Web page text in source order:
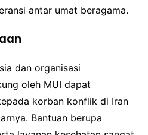
antar umat beragama.
dan organisasi
oleh MUI dapat
korban konflik di Iran
Bantuan berupa